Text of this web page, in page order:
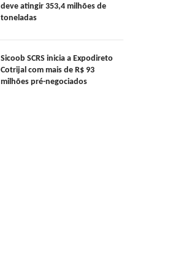
deve atingir 353,4 milhões de
toneladas
Sicoob SCRS inicia a Expodireto
Cotrijal com mais de R$ 93
milhões pré-negociados